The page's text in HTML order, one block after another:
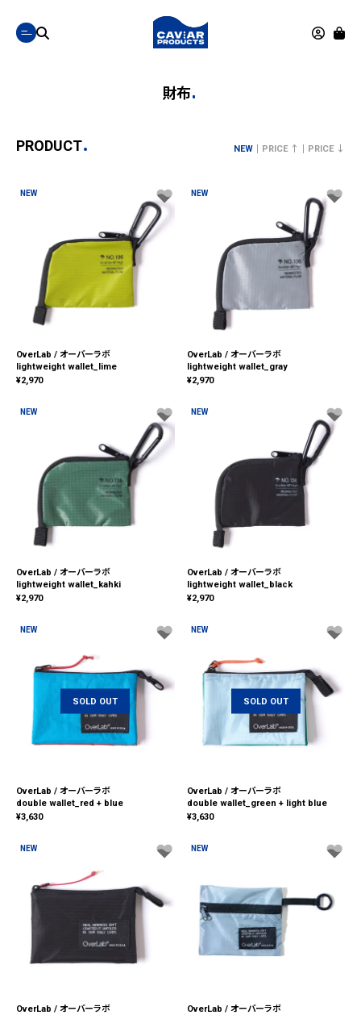
財布
PRODUCT NEW PRICE ↑ PRICE ↓
NEW
OverLab / オーバーラボ
lightweight wallet_lime
¥2,970
NEW
OverLab / オーバーラボ
lightweight wallet_gray
¥2,970
NEW
OverLab / オーバーラボ
lightweight wallet_kahki
¥2,970
NEW
OverLab / オーバーラボ
lightweight wallet_black
¥2,970
NEW
SOLD OUT
OverLab / オーバーラボ
double wallet_red + blue
¥3,630
NEW
SOLD OUT
OverLab / オーバーラボ
double wallet_green + light blue
¥3,630
NEW
OverLab / オーバーラボ
NEW
OverLab / オーバーラボ